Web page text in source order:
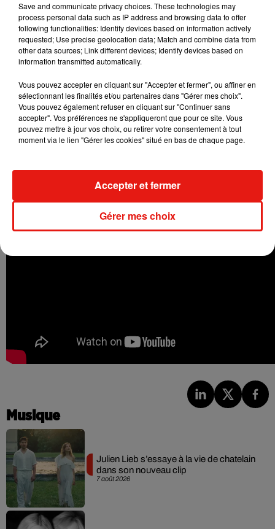
Musique
7 août 2026
Julien Lieb s’essaye à la vie de chatelain
dans son nouveau clip
Save and communicate privacy choices. These technologies may
process personal data such as IP address and browsing data to offer
following functionalities: Identify devices based on information actively
requested; Use precise geolocation data; Match and combine data from
other data sources; Link different devices; Identify devices based on
information transmitted automatically.
Vous pouvez accepter en cliquant sur "Accepter et fermer", ou affiner en
sélectionnant les finalités et/ou partenaires dans "Gérer mes choix".
Vous pouvez également refuser en cliquant sur "Continuer sans
accepter". Vos préférences ne s'appliqueront que pour ce site. Vous
pouvez mettre à jour vos choix, ou retirer votre consentement à tout
moment via le lien "Gérer les cookies" situé en bas de chaque page.
Gérer mes choix
Accepter et fermer